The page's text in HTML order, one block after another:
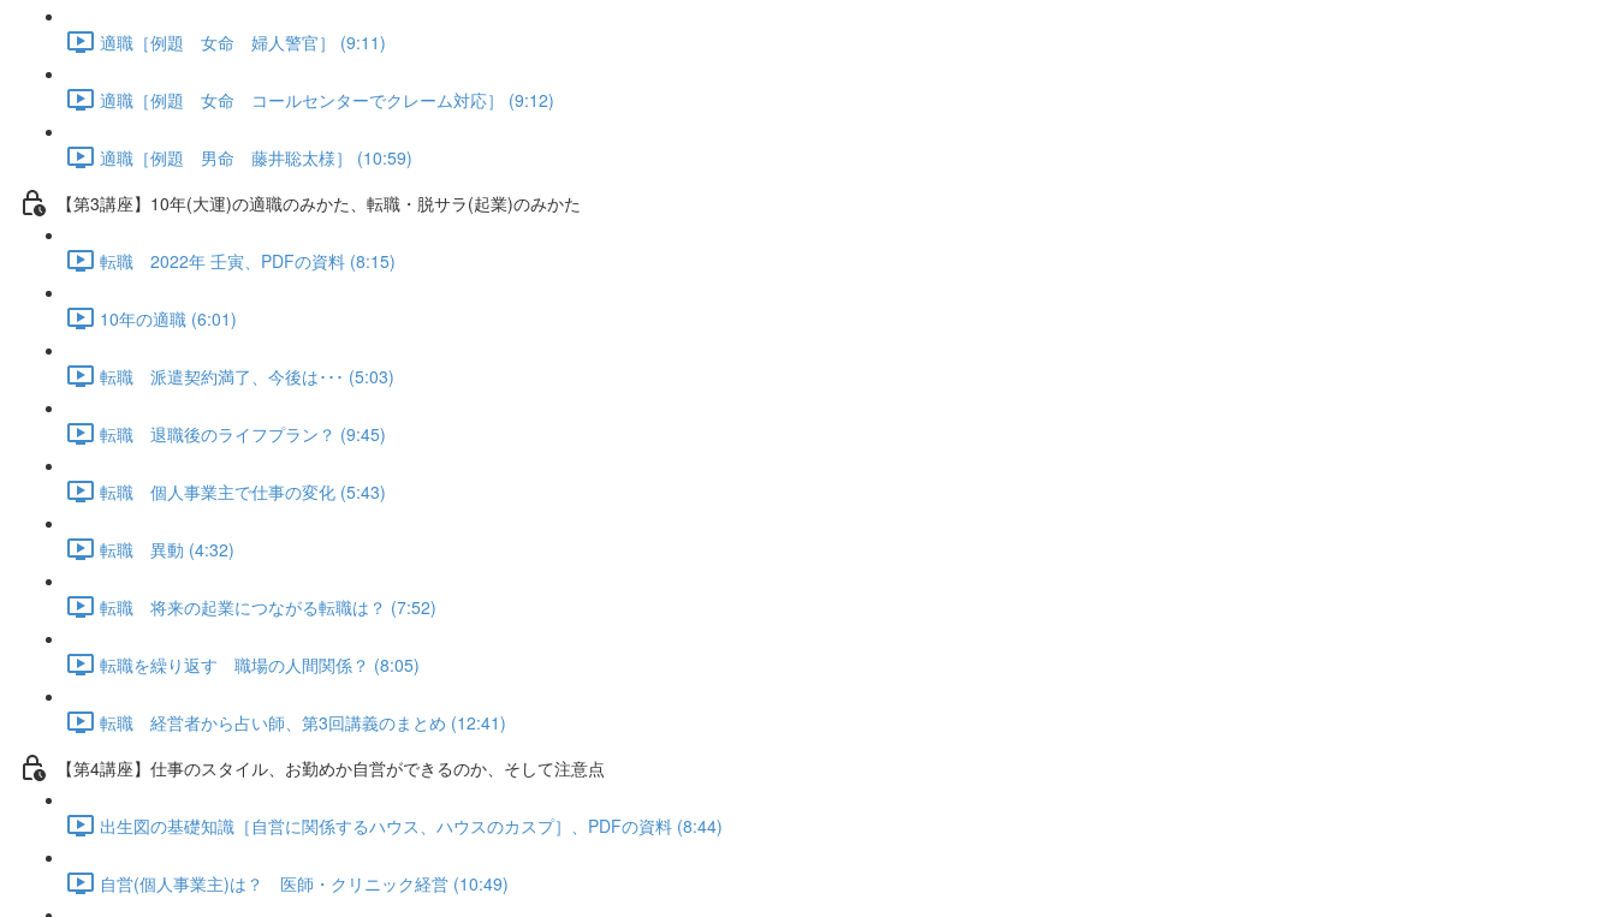
適職［例題 女命 婦人警官］ (9:11)
適職［例題 女命 コールセンターでクレーム対応］ (9:12)
適職［例題 男命 藤井聡太様］ (10:59)
【第3講座】10年(大運)の適職のみかた、転職・脱サラ(起業)のみかた
転職 2022年 壬寅、PDFの資料 (8:15)
10年の適職 (6:01)
転職 派遣契約満了、今後は･･･ (5:03)
転職 退職後のライフプラン？ (9:45)
転職 個人事業主で仕事の変化 (5:43)
転職 異動 (4:32)
転職 将来の起業につながる転職は？ (7:52)
転職を繰り返す 職場の人間関係？ (8:05)
転職 経営者から占い師、第3回講義のまとめ (12:41)
【第4講座】仕事のスタイル、お勤めか自営ができるのか、そして注意点
出生図の基礎知識［自営に関係するハウス、ハウスのカスプ］、PDFの資料 (8:44)
自営(個人事業主)は？ 医師・クリニック経営 (10:49)